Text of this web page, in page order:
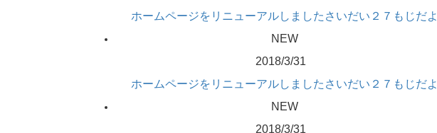
ホームページをリニューアルしましたさいだい２７もじだよ
NEW
2018/3/31
ホームページをリニューアルしましたさいだい２７もじだよ
NEW
2018/3/31